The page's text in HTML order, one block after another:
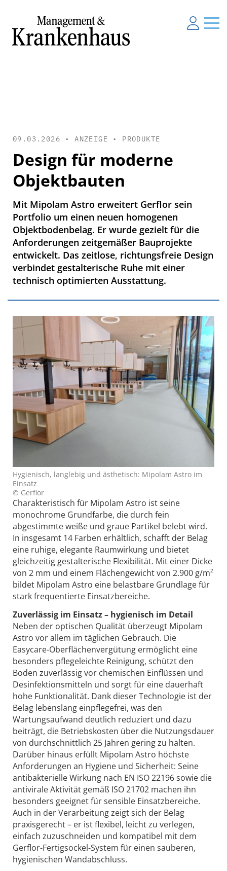
09.03.2026 • ANZEIGE • PRODUKTE
Design für moderne
Objektbauten
Mit Mipolam Astro erweitert Gerflor sein
Portfolio um einen neuen homogenen
Objektbodenbelag. Er wurde gezielt für die
Anforderungen zeitgemäßer Bauprojekte
entwickelt. Das zeitlose, richtungsfreie Design
verbindet gestalterische Ruhe mit einer
technisch optimierten Ausstattung.
Hygienisch, langlebig und ästhetisch: Mipolam Astro im
Einsatz
© Gerflor
Charakteristisch für Mipolam Astro ist seine
monochrome Grundfarbe, die durch fein
abgestimmte weiße und graue Partikel belebt wird.
In insgesamt 14 Farben erhältlich, schafft der Belag
eine ruhige, elegante Raumwirkung und bietet
gleichzeitig gestalterische Flexibilität. Mit einer Dicke
von 2 mm und einem Flächengewicht von 2.900 g/m²
bildet Mipolam Astro eine belastbare Grundlage für
stark frequentierte Einsatzbereiche.
Zuverlässig im Einsatz – hygienisch im Detail
Neben der optischen Qualität überzeugt Mipolam
Astro vor allem im täglichen Gebrauch. Die
Easycare-Oberflächenvergütung ermöglicht eine
besonders pflegeleichte Reinigung, schützt den
Boden zuverlässig vor chemischen Einflüssen und
Desinfektionsmitteln und sorgt für eine dauerhaft
hohe Funktionalität. Dank dieser Technologie ist der
Belag lebenslang einpflegefrei, was den
Wartungsaufwand deutlich reduziert und dazu
beiträgt, die Betriebskosten über die Nutzungsdauer
von durchschnittlich 25 Jahren gering zu halten.
Darüber hinaus erfüllt Mipolam Astro höchste
Anforderungen an Hygiene und Sicherheit: Seine
antibakterielle Wirkung nach EN ISO 22196 sowie die
antivirale Aktivität gemäß ISO 21702 machen ihn
besonders geeignet für sensible Einsatzbereiche.
Auch in der Verarbeitung zeigt sich der Belag
praxisgerecht – er ist flexibel, leicht zu verlegen,
einfach zuzuschneiden und kompatibel mit dem
Gerflor-Fertigsockel-System für einen sauberen,
hygienischen Wandabschluss.